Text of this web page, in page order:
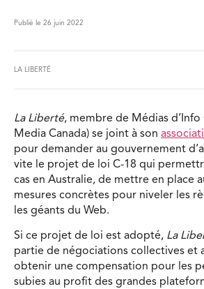
Publié le 26 juin 2022
LA LIBERTÉ
La Liberté, membre de Médias d’Info
Media Canada) se joint à son
pour demander au gouvernement
vite le projet de loi C-18 qui
cas en Australie, de mettre en place
mesures concrètes pour niveler les
les géants du Web.
Si ce projet de loi est adopté, La
partie de négociations collectives et
obtenir une compensation pour les
subies au profit des grandes